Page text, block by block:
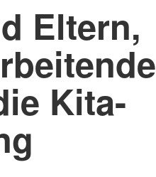
Eltern,
Kita-